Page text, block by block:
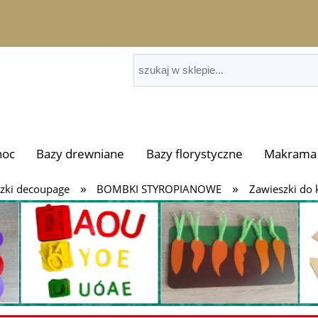
Bazy drewniane Bazy florystyczne
decoupage » BOMBKI STYROPIANOWE » Zawieszki do